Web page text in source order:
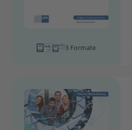
3 Formate